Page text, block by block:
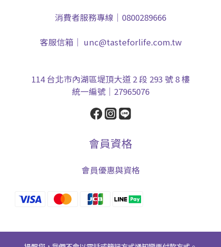
消費者服務專線｜0800289666
客服信箱｜ unc@tasteforlife.com.tw
114 台北市內湖區堤頂大道 2 段 293 號 8 樓
統一編號｜27965076
會員資格
會員優惠與資格